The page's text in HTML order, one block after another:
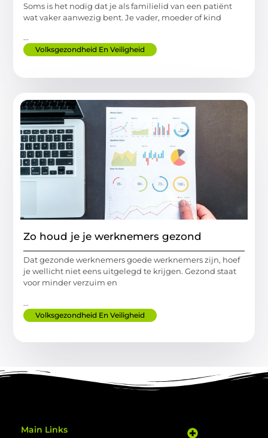
Soms is het nodig dat je als familielid van een patiënt
wat vaker aanwezig bent. Je vader, moeder of kind
...
Volksgezondheid En Veiligheid
Zo houd je je werknemers gezond
Dat gezonde werknemers goede werknemers zijn, hoef
je wellicht niet eens uitgelegd te krijgen. Gezond staat
voor minder verzuim en
...
Volksgezondheid En Veiligheid
Main Links